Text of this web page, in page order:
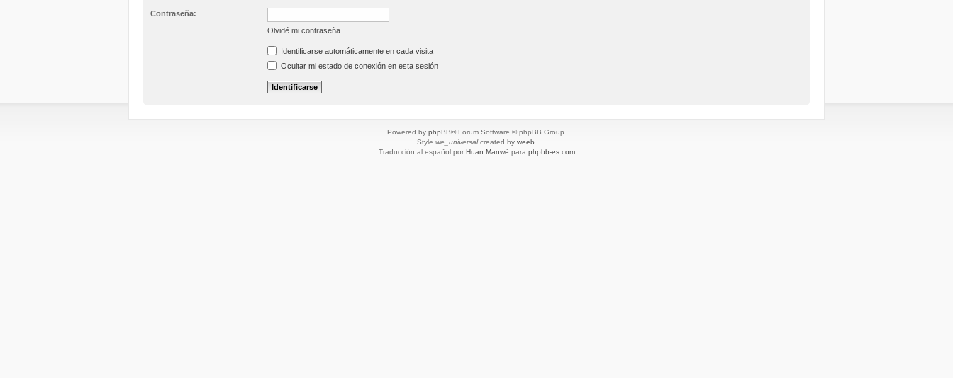
Contraseña:
Olvidé mi contraseña
Identificarse automáticamente en cada visita
Ocultar mi estado de conexión en esta sesión
Powered by phpBB® Forum Software © phpBB Group.
Style we_universalcreated by weeb
Traducción al español por Huan Manwë para phpbb-es.com